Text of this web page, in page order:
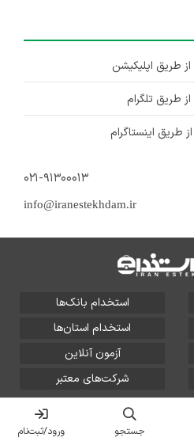
طریق اپلیکیشن
طریق تلگرام
طریق اینستاگرام
۰۲۱-۹۱۳۰۰۰۱۳
info@iranestekhdam.ir
استخدام بانک‌ها
استخدام استان‌ها
آزمون آنلاین
شرکت‌های معتبر
برای آلتین سیستم محفوظ است و هر
پیگرد قانونی دارد.
جستجو ورود/ثبت‌نام